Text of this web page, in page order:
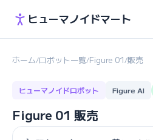
ヒューマノイドマート
ホーム/ロボット一覧/Figure 01/販売
ヒューマノイドロボット Figure AI
Figure 01 販売